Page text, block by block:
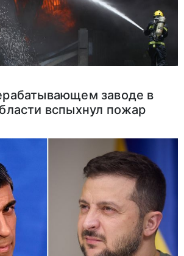
заводе в
вспыхнул пожар